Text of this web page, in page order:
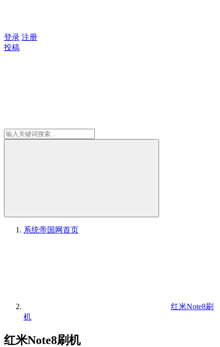
登录 注册
投稿
系统帝国网首页
红米Note8刷
机
红米Note8刷机